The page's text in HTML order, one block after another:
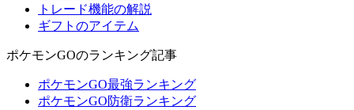
トレード機能の解説
ギフトのアイテム
ポケモンGOのランキング記事
ポケモンGO最強ランキング
ポケモンGO防衛ランキング